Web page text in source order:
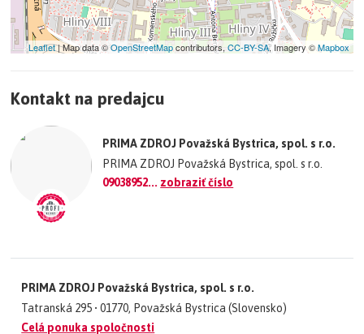
−
©OpenStreetMap
Leaflet| Map data ©OpenStreetMapcontributors, CC-BY-SA, Imagery ©Mapbox
Kontakt na predajcu
PRIMA ZDROJ Považská Bystrica, spol. s r.o.
PRIMA ZDROJ Považská Bystrica, spol. s r.o.
09038952... zobraziť číslo
PRIMA ZDROJ Považská Bystrica, spol. s r.o.
Tatranská 295 • 01770, Považská Bystrica (Slovensko)
Celá ponuka spoločnosti